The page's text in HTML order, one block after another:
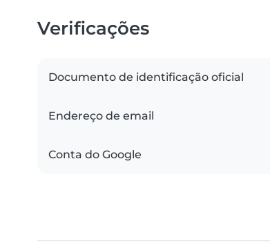
Verificações
Documento de identificação oficial
Endereço de email
Conta do Google